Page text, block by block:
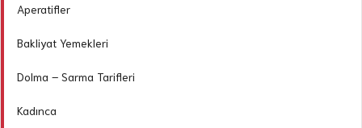
Aperatifler
Bakliyat Yemekleri
Dolma – Sarma Tarifleri
Kadınca